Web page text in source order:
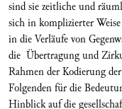
sind sie zeitliche und
sich in komplizierter
in die Verläufe von
die Übertragung und
Rahmen der Kodierung
Folgenden für die
Hinblick auf die